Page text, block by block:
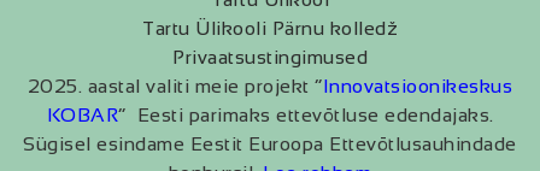
Tartu Ülikooli Pärnu kolledž
Privaatsustingimused
2025. aastal valiti meie projekt “Innovatsioonikeskus
KOBAR” Eesti parimaks ettevõtluse edendajaks.
Sügisel esindame Eestit Euroopa Ettevõtlusauhindade